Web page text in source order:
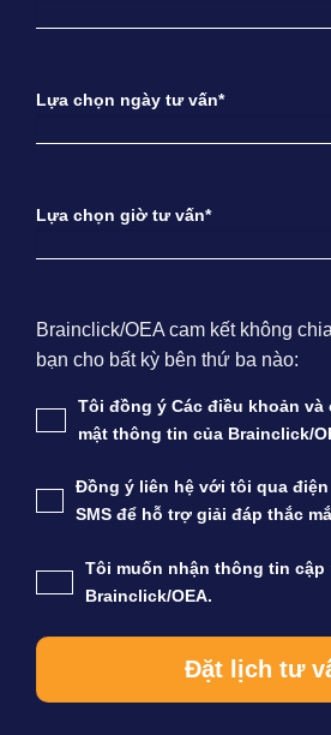
Lựa chọn ngày tư vấn*
Lựa chọn giờ tư vấn*
Brainclick/OEA cam kết không
bạn cho bất kỳ bên thứ ba nào:
Tôi đồng ý Các điều khoản và
mật thông tin của Brainclick/
Đồng ý liên hệ với tôi qua
SMS để hỗ trợ giải đáp thắc
Tôi muốn nhận thông tin
Brainclick/OEA.